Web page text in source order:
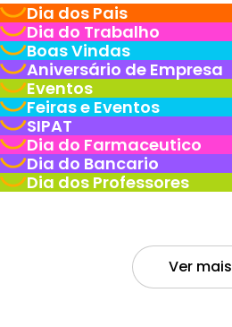
Dia dos Pais
Dia do Trabalho
Boas Vindas
Aniversário de Empresa
Eventos
Feiras e Eventos
SIPAT
Dia do Farmaceutico
Dia do Bancario
Dia dos Professores
Ver mais